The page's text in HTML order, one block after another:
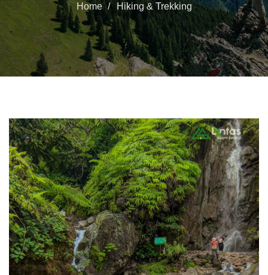
Home Hiking & Trekking